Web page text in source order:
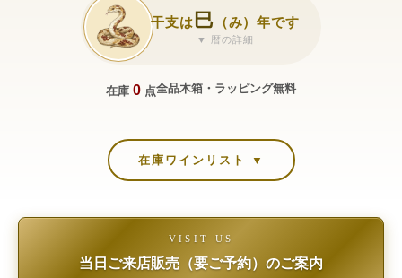
干支は 巳 （み）年です
▼ 暦の詳細
在庫 0 点全品木箱・ラッピング無料
在庫ワインリスト ▼
VISIT US
当日ご来店販売（要ご予約）のご案内